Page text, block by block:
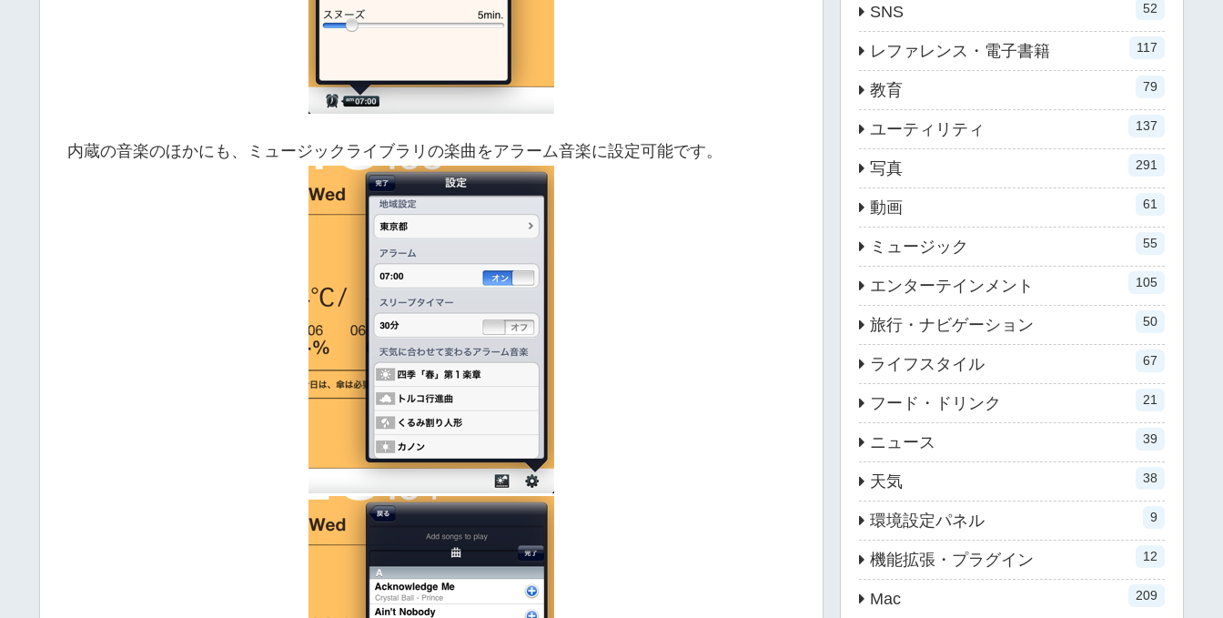
内蔵の音楽のほかにも、ミュージックライブラリの楽曲をアラーム音楽に設定可能です。
SNS 52
レファレンス・電子書籍 117
教育 79
ユーティリティ 137
写真 291
動画 61
ミュージック 55
エンターテインメント 105
旅行・ナビゲーション 50
ライフスタイル 67
フード・ドリンク 21
ニュース 39
天気 38
環境設定パネル 9
機能拡張・プラグイン 12
Mac 209